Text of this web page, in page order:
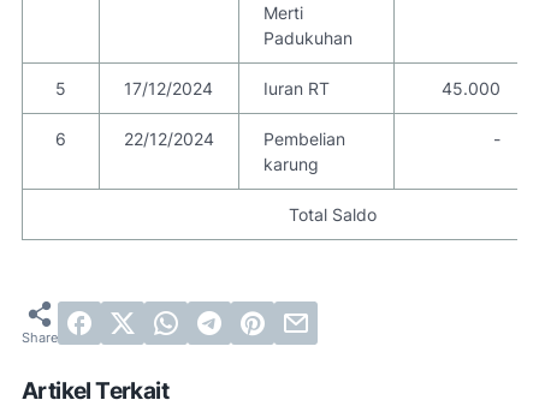
Merti
Padukuhan
5 17/12/2024 Iuran RT 45.000
6 22/12/2024
Pembelian
karung
-
Total Saldo
Artikel Terkait